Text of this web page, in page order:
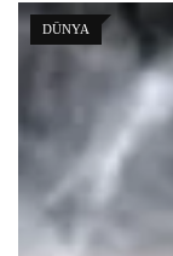
DÜNYA